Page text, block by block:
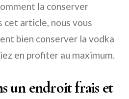
la conserver
article, nous vous
bien conserver la vodka
en profiter au maximum.
un endroit frais et